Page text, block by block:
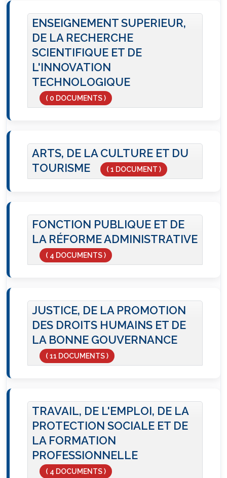
ENSEIGNEMENT SUPERIEUR,
DE LA RECHERCHE
SCIENTIFIQUE ET DE
L'INNOVATION
TECHNOLOGIQUE
( 0 DOCUMENTS )
ARTS, DE LA CULTURE ET DU
TOURISME
( 1 DOCUMENT )
FONCTION PUBLIQUE ET DE
LA RÉFORME ADMINISTRATIVE
( 4 DOCUMENTS )
JUSTICE, DE LA PROMOTION
DES DROITS HUMAINS ET DE
LA BONNE GOUVERNANCE
( 11 DOCUMENTS )
TRAVAIL, DE L'EMPLOI, DE LA
PROTECTION SOCIALE ET DE
LA FORMATION
PROFESSIONNELLE
( 4 DOCUMENTS )